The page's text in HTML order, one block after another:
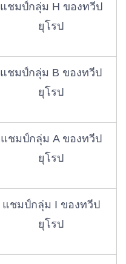
แชมป์กลุ่ม H ของทวีป
ยุโรป
แชมป์กลุ่ม B ของทวีป
ยุโรป
แชมป์กลุ่ม A ของทวีป
ยุโรป
แชมป์กลุ่ม I ของทวีป
ยุโรป